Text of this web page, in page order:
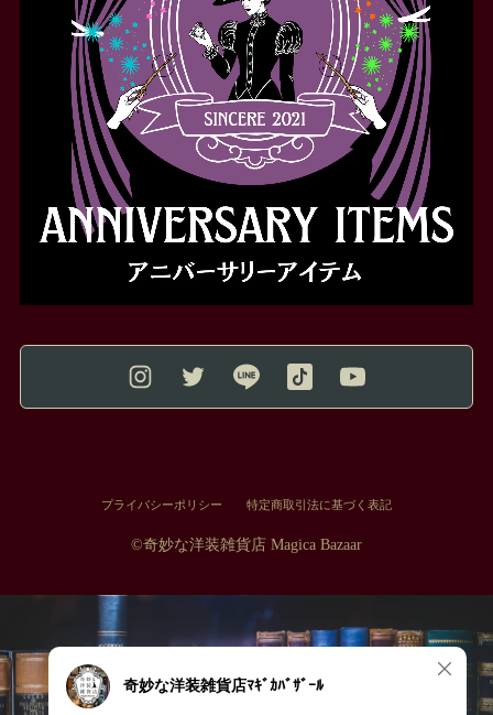
プライバシーポリシー 特定商取引法に基づく表記
©︎奇妙な洋装雑貨店 Magica Bazaar